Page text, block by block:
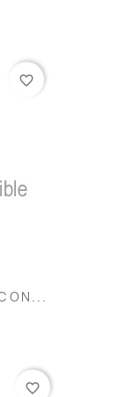
favorite_border
favorite_border